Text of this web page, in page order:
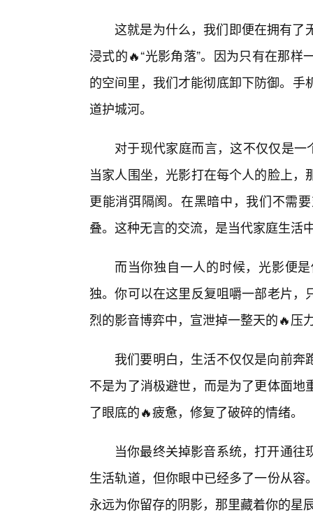
这就是为什么，我们即便在拥有了
浸式的🔥“光影角落”。因为只有在那
的空间里，我们才能彻底卸下防御。
道护城河。
对于现代家庭而言，这不仅仅是一
当家人围坐，光影打在每个人的脸上
更能消弭隔阂。在黑暗中，我们不需
叠。这种无言的交流，是当代家庭生活
而当你独自一人的时候，光影便
独。你可以在这里反复咀嚼一部老片
烈的影音博弈中，宣泄掉一整天的🔥压
我们要明白，生活不仅仅是向前
不是为了消极避世，而是为了更体面
了眼底的🔥疲惫，修复了破碎的情绪。
当你最终关掉影音系统，打开通
生活轨道，但你眼中已经多了一份从
永远为你留存的阴影，那里藏着你的星